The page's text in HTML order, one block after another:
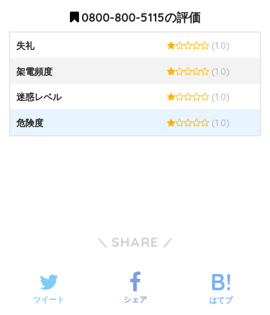
0800-800-5115の評価
失礼 (1.0)
架電頻度 (1.0)
迷惑レベル (1.0)
危険度 (1.0)
SHARE
ツイート シェア はてブ